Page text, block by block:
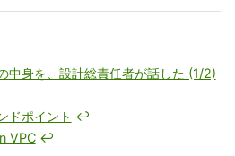
中身を、設計総責任者が話した (1/2)
ドポイント ↩
VPC ↩